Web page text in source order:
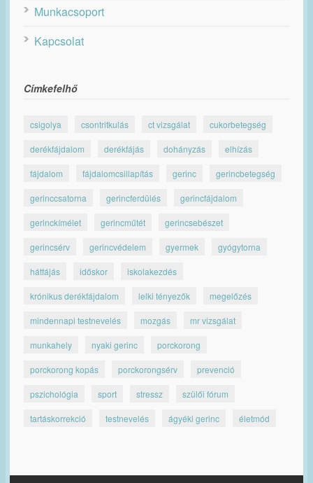
Munkacsoport
Kapcsolat
Címkefelhő
csigolya csontritkulás ct vizsgálat cukorbetegség
derékfájdalom derékfájás dohányzás elhízás
fájdalom fájdalomcsillapítás gerinc gerincbetegség
gerinccsatorna gerincferdülés gerincfájdalom
gerinckímélet gerincműtét gerincsebészet
gerincsérv gerincvédelem gyermek gyógytorna
hátfájás időskor iskolakezdés
krónikus derékfájdalom lelki tényezők megelőzés
mindennapi testnevelés mozgás mr vizsgálat
munkahely nyaki gerinc porckorong
porckorong kopás porckorongsérv prevenció
pszichológia sport stressz szülői fórum
tartáskorrekció testnevelés ágyéki gerinc életmód